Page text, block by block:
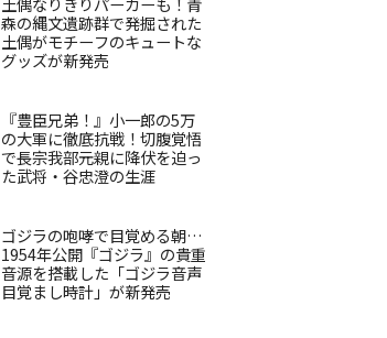
森の縄文遺跡群で発掘された
土偶がモチーフのキュートな
グッズが新発売
『豊臣兄弟！』小一郎の5万
の大軍に徹底抗戦！切腹覚悟
で長宗我部元親に降伏を迫っ
た武将・谷忠澄の生涯
ゴジラの咆哮で目覚める朝…
1954年公開『ゴジラ』の貴重
音源を搭載した「ゴジラ音声
目覚まし時計」が新発売